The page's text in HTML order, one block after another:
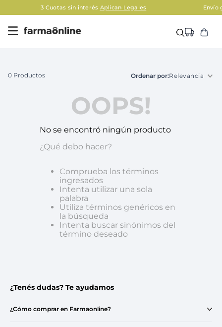
3 Cuotas sin interésAplican Legales Envío gratis
0 Productos Relevancia
OOPS!
No se encontró ningún producto
¿Qué debo hacer?
Comprueba los términos
ingresados
Intenta utilizar una sola
palabra
Utiliza términos genéricos en
la búsqueda
Intenta buscar sinónimos del
término deseado
¿Tenés dudas? Te ayudamos
¿Cómo comprar en Farmaonline?